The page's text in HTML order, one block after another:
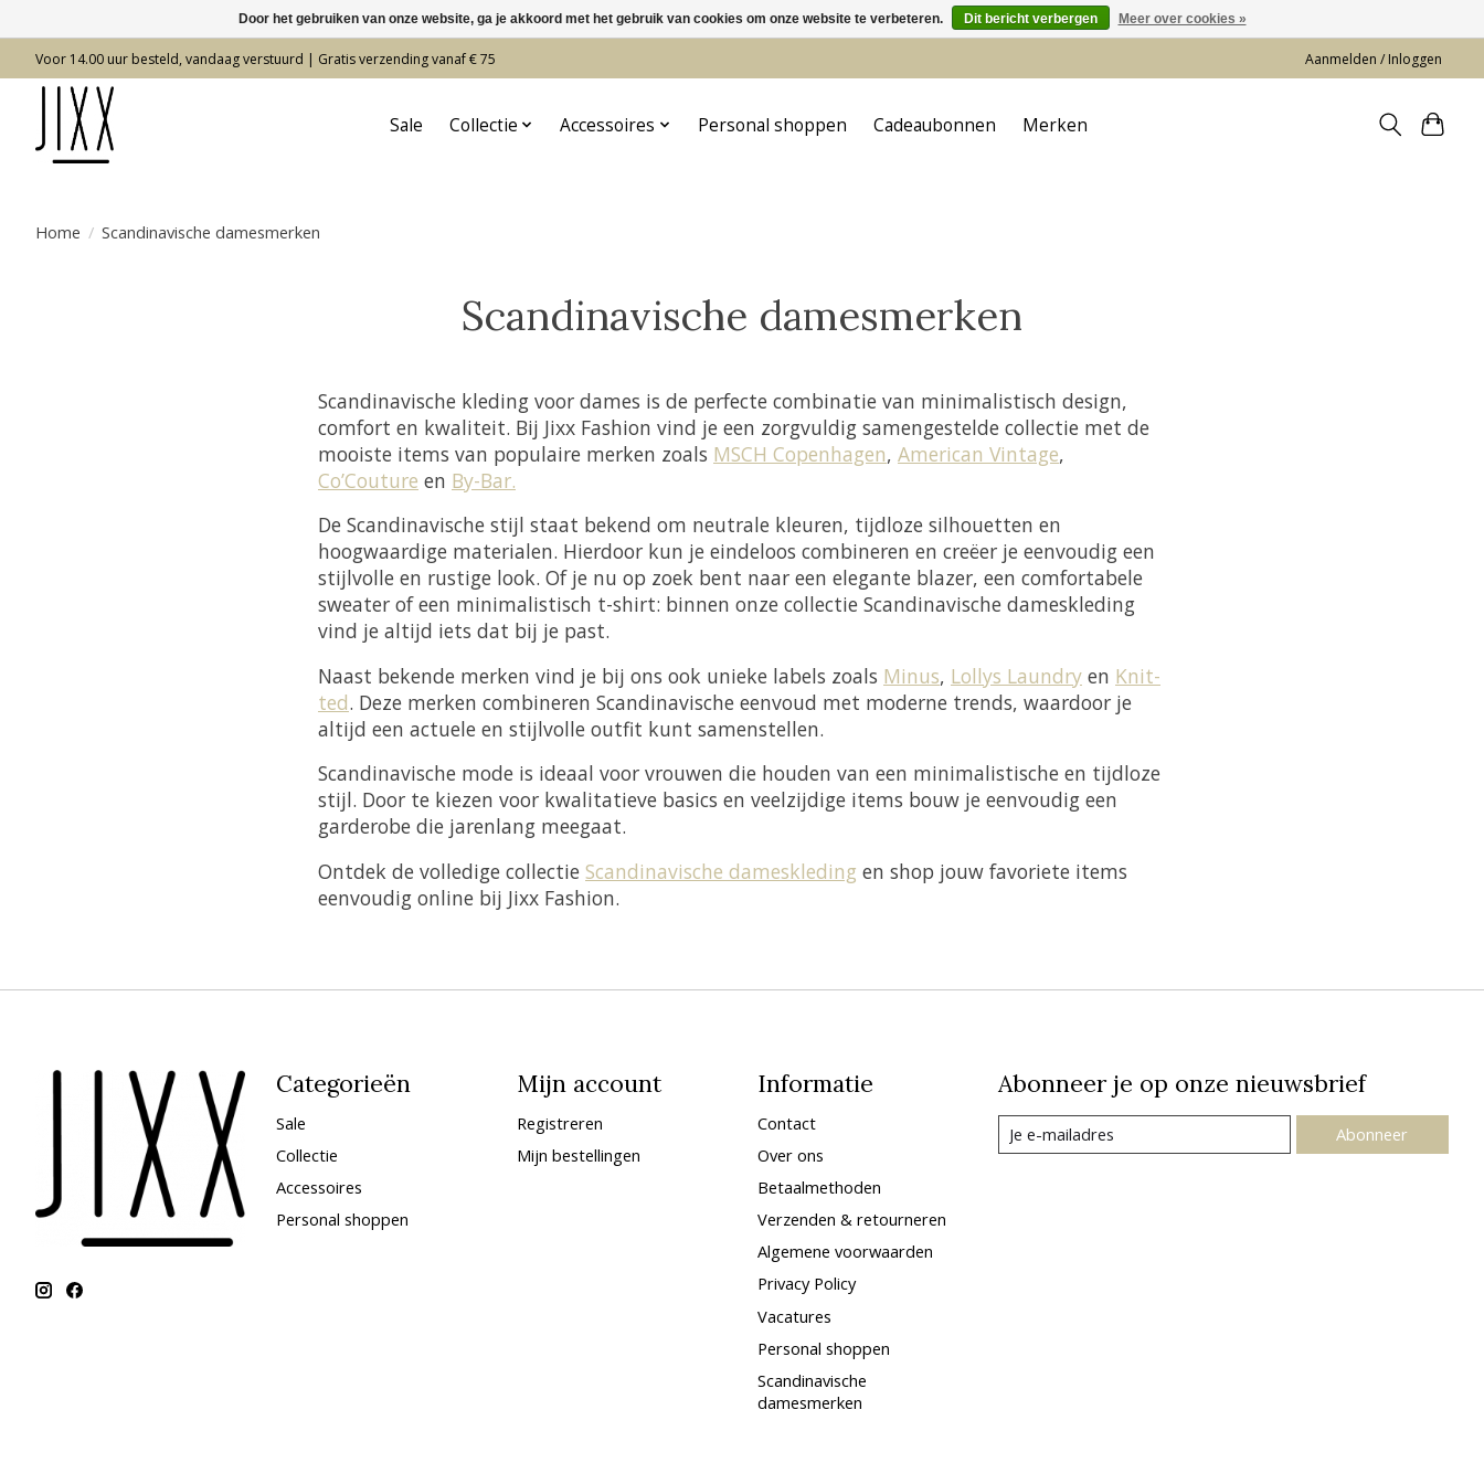
Voor 14.00 uur besteld, vandaag verstuurd | Gratis verzending vanaf € 75 Aanmelden / Inloggen
Sale Collectie Accessoires Personal shoppen Cadeaubonnen Merken
Home / Scandinavische damesmerken
Scandinavische damesmerken
Scandinavische kleding voor dames is de perfecte combinatie van minimalistisch design,
comfort en kwaliteit. Bij Jixx Fashion vind je een zorgvuldig samengestelde collectie met de
mooiste items van populaire merken zoals MSCH Copenhagen, American Vintage,
Co’Couture en By-Bar.
De Scandinavische stijl staat bekend om neutrale kleuren, tijdloze silhouetten en
hoogwaardige materialen. Hierdoor kun je eindeloos combineren en creëer je eenvoudig een
stijlvolle en rustige look. Of je nu op zoek bent naar een elegante blazer, een comfortabele
sweater of een minimalistisch t-shirt: binnen onze collectie Scandinavische dameskleding
vind je altijd iets dat bij je past.
Naast bekende merken vind je bij ons ook unieke labels zoals Minus, Lollys Laundry en Knit-
ted. Deze merken combineren Scandinavische eenvoud met moderne trends, waardoor je
altijd een actuele en stijlvolle outfit kunt samenstellen.
Scandinavische mode is ideaal voor vrouwen die houden van een minimalistische en tijdloze
stijl. Door te kiezen voor kwalitatieve basics en veelzijdige items bouw je eenvoudig een
garderobe die jarenlang meegaat.
Ontdek de volledige collectie Scandinavische dameskleding en shop jouw favoriete items
eenvoudig online bij Jixx Fashion.
Categorieën
Sale
Collectie
Accessoires
Personal shoppen
Mijn account
Registreren
Mijn bestellingen
Informatie
Contact
Over ons
Betaalmethoden
Verzenden & retourneren
Algemene voorwaarden
Privacy Policy
Vacatures
Personal shoppen
Scandinavische
damesmerken
Abonneer je op onze nieuwsbrief
Abonneer
Door het gebruiken van onze website, ga je akkoord met het gebruik van cookies om onze website te verbeteren. Dit bericht verbergen Meer over cookies »